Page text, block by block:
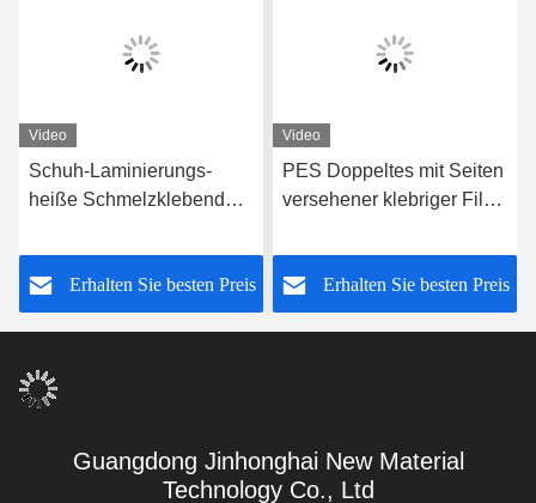
Video
Schuh-Laminierungs-
heiße Schmelzklebendes
Soem/ODM für
Einlegesohlen-Schaum
Erhalten Sie besten Preis
Video
PES Doppeltes mit Seiten
versehener klebriger Film,
Schuh-Laminierung
PAs/TPU heiße Schmelz
Erhalten Sie besten Preis
Guangdong Jinhonghai New Material
Technology Co., Ltd